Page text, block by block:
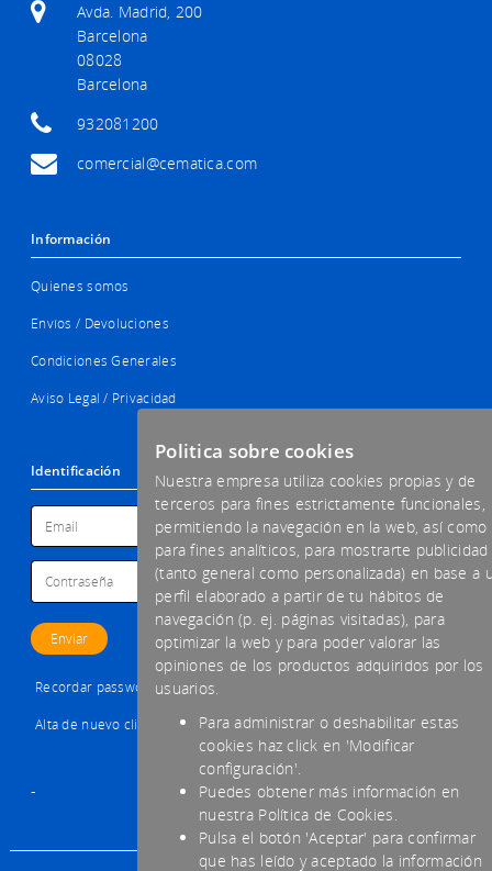
Avda. Madrid, 200
Barcelona
08028
Barcelona
932081200
comercial@cematica.com
Información
Quienes somos
Envíos / Devoluciones
Condiciones Generales
Aviso Legal / Privacidad
Identificación
Recordar password
Alta de nuevo cliente
-
Politica sobre cookies
Nuestra empresa utiliza cookies propias y de
terceros para fines estrictamente funcionales,
permitiendo la navegación en la web, así como
para fines analíticos, para mostrarte publicidad
(tanto general como personalizada) en base a
perfil elaborado a partir de tu hábitos de
navegación (p. ej. páginas visitadas), para
optimizar la web y para poder valorar las
opiniones de los productos adquiridos por los
usuarios.
Para administrar o deshabilitar estas
cookies haz click en 'Modificar
configuración'.
Puedes obtener más información en
nuestra Política de Cookies.
Pulsa el botón 'Aceptar' para confirmar
que has leído y aceptado la información